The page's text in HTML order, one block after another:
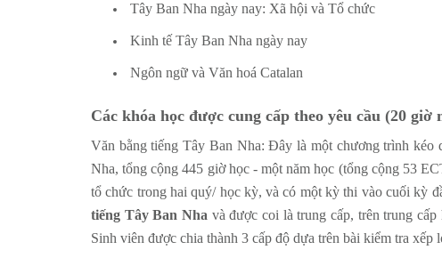
Tây Ban Nha ngày nay: Xã hội và Tổ chức
Kinh tế Tây Ban Nha ngày nay
Ngôn ngữ và Văn hoá Catalan
Các khóa học được cung cấp theo yêu cầu (20 giờ
Văn bằng tiếng Tây Ban Nha: Đây là một chương trình kéo
Nha, tổng cộng 445 giờ học - một năm học (tổng cộng 53
tổ chức trong hai quý/ học kỳ, và có một kỳ thi vào cuối kỳ
tiếng Tây Ban Nha và được coi là trung cấp, trên trung
Sinh viên được chia thành 3 cấp độ dựa trên bài kiểm tra xếp